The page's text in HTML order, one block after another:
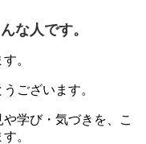
な人です。
。
ございます。
学び・気づきを、こ
。